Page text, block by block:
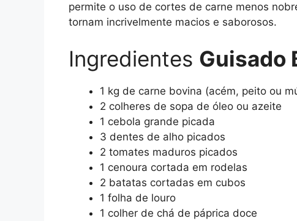
permite o uso de cortes de carne menos
tornam incrivelmente macios e saborosos.
Ingredientes Guisado
1 kg de carne bovina (acém, peito ou
2 colheres de sopa de óleo ou azeite
1 cebola grande picada
3 dentes de alho picados
2 tomates maduros picados
1 cenoura cortada em rodelas
2 batatas cortadas em cubos
1 folha de louro
1 colher de chá de páprica doce